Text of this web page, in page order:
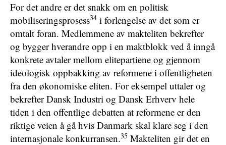
For det andre er det snakk om en politisk
mobiliseringsprosess34 i forlengelse av det som er
omtalt foran. Medlemmene av makteliten bekrefter
og bygger hverandre opp i en maktblokk ved å inngå
konkrete avtaler mellom elitepartiene og gjennom
ideologisk oppbakking av reformene i offentligheten
fra den økonomiske eliten. For eksempel uttaler og
bekrefter Dansk Industri og Dansk Erhverv hele
tiden i den offentlige debatten at reformene er den
riktige veien å gå hvis Danmark skal klare seg i den
internasjonale konkurransen.35 Makteliten gir det en